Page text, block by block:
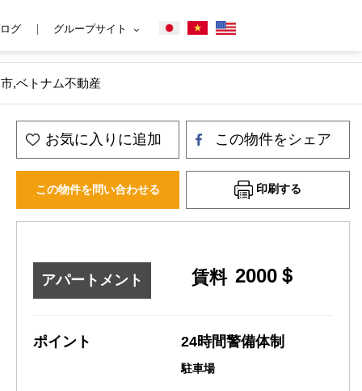
グ グループサイト
,ベトナム不動産
お気に入りに追加 この物件をシェア
この物件を問い合わせる 印刷する
アパートメント 賃料 2000＄
ポイント 24時間警備体制
駐車場